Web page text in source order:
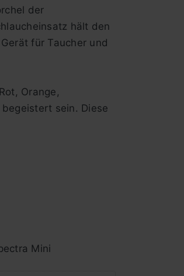
der
hält den
für Taucher und
Orange,
sein. Diese
Mini